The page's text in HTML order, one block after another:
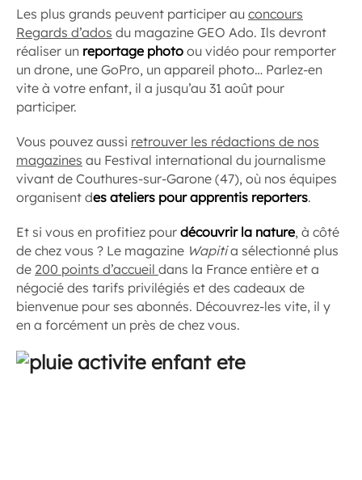
Les plus grands peuvent participer au concours
Regards d’ados du magazine GEO Ado. Ils devront
réaliser un reportage photo ou vidéo pour remporter
un drone, une GoPro, un appareil photo… Parlez-en
vite à votre enfant, il a jusqu’au 31 août pour
participer.
Vous pouvez aussi retrouver les rédactions de nos
magazines au Festival international du journalisme
vivant de Couthures-sur-Garone (47), où nos équipes
organisent des ateliers pour apprentis reporters.
Et si vous en profitiez pour découvrir la nature, à côté
de chez vous ? Le magazine Wapitia sélectionné plus
de 200 points d’accueil dans la France entière et a
négocié des tarifs privilégiés et des cadeaux de
bienvenue pour ses abonnés. Découvrez-les vite, il y
en a forcément un près de chez vous.